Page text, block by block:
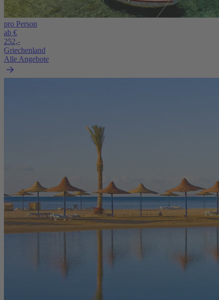
pro Person
ab €
252,-
Griechenland
Alle Angebote